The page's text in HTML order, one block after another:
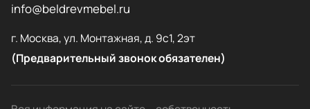
info@beldrevmebel.ru
г. Москва, ул. Монтажная, д. 9с1, 2эт
(Предварительный звонок обязателен)